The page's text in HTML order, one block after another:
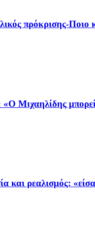
πρόκρισης-Ποιο
Μιχαηλίδης μπορεί
ρεαλισμός: